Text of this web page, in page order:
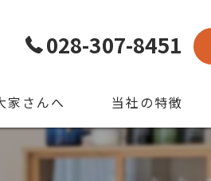
028-307-8451
家さんへ 当社の特徴
アパート